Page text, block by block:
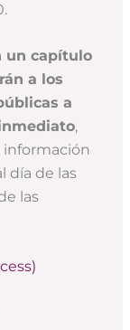
un capítulo
a los
a
,
información
día de las
las